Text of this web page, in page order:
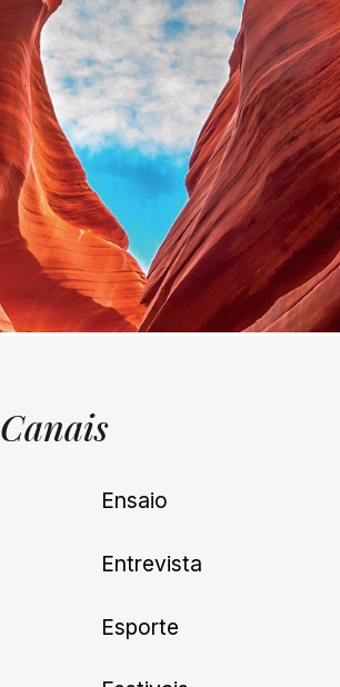
UNQUIET
Newsletter
nossas novidades.
Canais
Ensaio
Entrevista
Esporte